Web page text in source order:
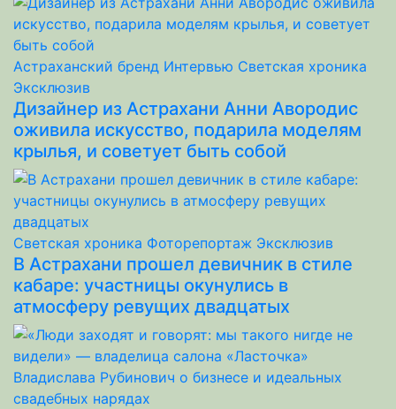
Астраханский бренд Интервью Светская хроника
Эксклюзив
Дизайнер из Астрахани Анни Авородис
оживила искусство, подарила моделям
крылья, и советует быть собой
Светская хроника Фоторепортаж Эксклюзив
В Астрахани прошел девичник в стиле
кабаре: участницы окунулись в
атмосферу ревущих двадцатых